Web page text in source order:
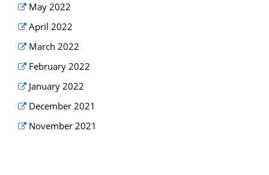
May 2022
April 2022
March 2022
February 2022
January 2022
December 2021
November 2021